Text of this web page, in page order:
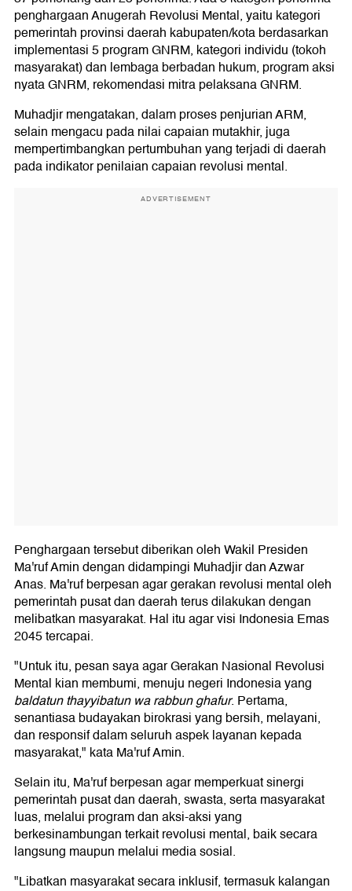
penghargaan Anugerah Revolusi Mental, yaitu kategori
pemerintah provinsi daerah kabupaten/kota berdasarkan
implementasi 5 program GNRM, kategori individu (tokoh
masyarakat) dan lembaga berbadan hukum, program aksi
nyata GNRM, rekomendasi mitra pelaksana GNRM.
Muhadjir mengatakan, dalam proses penjurian ARM,
selain mengacu pada nilai capaian mutakhir, juga
mempertimbangkan pertumbuhan yang terjadi di daerah
pada indikator penilaian capaian revolusi mental.
ADVERTISEMENT
Penghargaan tersebut diberikan oleh Wakil Presiden
Ma'ruf Amin dengan didampingi Muhadjir dan Azwar
Anas. Ma'ruf berpesan agar gerakan revolusi mental oleh
pemerintah pusat dan daerah terus dilakukan dengan
melibatkan masyarakat. Hal itu agar visi Indonesia Emas
2045 tercapai.
"Untuk itu, pesan saya agar Gerakan Nasional Revolusi
Mental kian membumi, menuju negeri Indonesia yang
baldatun thayyibatun wa rabbun ghafur. Pertama,
senantiasa budayakan birokrasi yang bersih, melayani,
dan responsif dalam seluruh aspek layanan kepada
masyarakat," kata Ma'ruf Amin.
Selain itu, Ma'ruf berpesan agar memperkuat sinergi
pemerintah pusat dan daerah, swasta, serta masyarakat
luas, melalui program dan aksi-aksi yang
berkesinambungan terkait revolusi mental, baik secara
langsung maupun melalui media sosial.
"Libatkan masyarakat secara inklusif, termasuk kalangan